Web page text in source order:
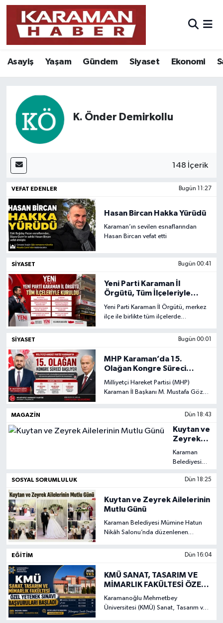
Asayiş Yaşam Gündem Siyaset Ekonomi
K. Önder Demirkollu
148 İçerik
VEFAT EDENLER Bugün 11:27
Hasan Bircan Hakka Yürüdü
Karaman’ın sevilen esnaflarından
Hasan Bircan vefat etti
SIYASET Bugün 00:41
Yeni Parti Karaman İl
Örgütü, Tüm İlçeleriyle
Yeni Parti Karaman İl Örgütü, merkez
ilçe ile birlikte tüm ilçelerde
örgütlenmesini resmen tamamladı.
SIYASET Bugün 00:01
MHP Karaman’da 15.
Olağan Kongre Süreci
Milliyetçi Hareket Partisi (MHP)
Karaman İl Başkanı M. Mustafa Gözel,
ilişkin yazılı bir açıklama yayımladı.
MAGAZIN Dün 18:43
Kuytan ve
Zeyrek
Ailelerinin
Mutlu
Günü
Karaman
Belediyesi
Hatun Nikâh
düzenlenen
Ahmet Tanju
ve Şefika
Kuytan ile
Kırıkkaleli
olan Taylan
Zeyrek’in
SOSYAL SORUMLULUK Dün 18:25
Kuytan ve Zeyrek Ailelerinin
Mutlu Günü
Karaman Belediyesi Mümine Hatun
Nikâh Salonu’nda düzenlenen
Kuytan’ın kızları Deniz Kuytan ile
Zeyrek’in oğulları Onur Zeyrek,
hayatlarını birleştirdi.
EĞITIM Dün 16:04
KMÜ SANAT, TASARIM VE
MİMARLIK FAKÜLTESİ ÖZEL
YETENEK SINAVI
BAŞVURULARI BAŞLADI
Karamanoğlu Mehmetbey
Üniversitesi (KMÜ) Sanat, Tasarım ve
Asayiş
Bilim - Teknoloji
Ekonomi
Foto Galeri
Kültür Sanat
Sağlık
Spor
Vefat Edenler
Video Galeri
Yaşam
Nöbetçi Eczaneler
Hava Durumu
Trafik Durumu
Süper Lig Puan Durumu ve Fikstür
Son Dakika Haberleri
Haber Arşivi